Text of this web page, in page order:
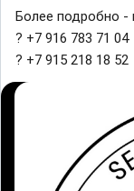
Более подробно -
? +7 916 783 71 04
? +7 915 218 18 52